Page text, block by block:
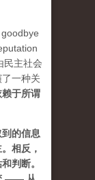
goodbye
民主社会
一种关
于所谓
的信息
相反，
判断。